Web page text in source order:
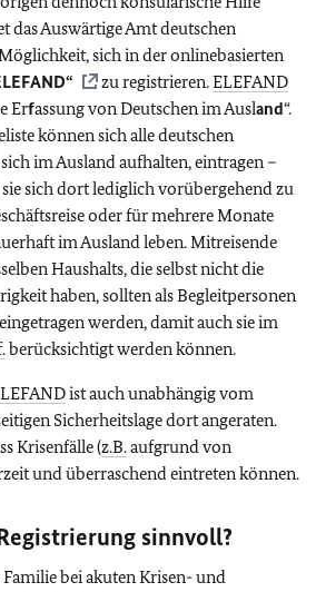
das Auswärtige Amt deutschen
sich in der onlinebasierten
“ zu registrieren.ELEFAND
Erfassung von Deutschen im Ausland“.
können sich alle deutschen
im Ausland aufhalten, eintragen –
sich dort lediglich vorübergehend zu
oder für mehrere Monate
im Ausland leben. Mitreisende
Haushalts, die selbst nicht die
haben, sollten als Begleitpersonen
eingetragen werden, damit auch sie im
berücksichtigt werden können.
ist auch unabhängig vom
Sicherheitslage dort angeraten.
Krisenfälle (z.B.aufgrund von
und überraschend eintreten können.
sinnvoll?
bei akuten Krisen- und